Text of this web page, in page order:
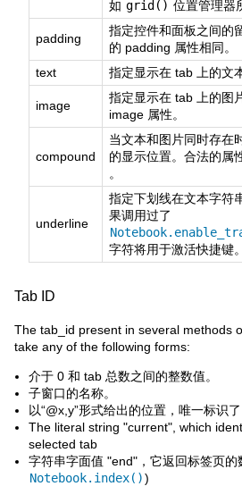
如 grid() 位置管理器
padding
指定控件和面板之间的
的 padding 属性相同。
text
指定显示在 tab 上的文
image
指定显示在 tab 上的图
image 属性。
compound
当文本和图片同时存在
的显示位置。合法的属
。
underline
指定下划线在文本字符
果调用过了
字符将用于激活快捷键。
Tab ID
The tab_id present in several methods
take any of the following forms:
介于 0 和 tab 总数之间的整数值。
子窗口的名称。
以“@x,y”形式给出的位置，唯一标识了
The literal string "current", which
selected tab
字符串字面值 "end"，它返回标签页的
Notebook.index())